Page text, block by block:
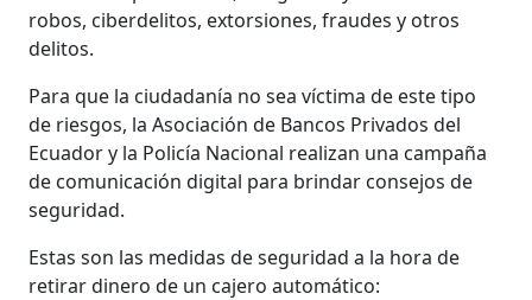
robos, ciberdelitos, extorsiones, fraudes y otros
delitos.
Para que la ciudadanía no sea víctima de este tipo
de riesgos, la Asociación de Bancos Privados del
Ecuador y la Policía Nacional realizan una campaña
de comunicación digital para brindar consejos de
seguridad.
Estas son las medidas de seguridad a la hora de
retirar dinero de un cajero automático: